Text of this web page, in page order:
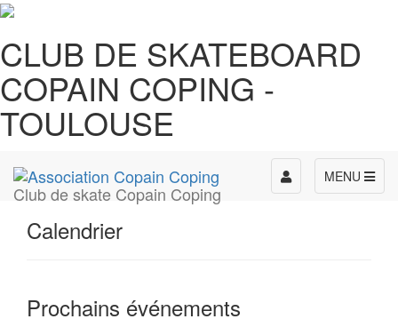
CLUB DE SKATEBOARD
COPAIN COPING -
TOULOUSE
Club de skate Copain Coping
MENU
Toggle
navigation
Calendrier
Prochains événements